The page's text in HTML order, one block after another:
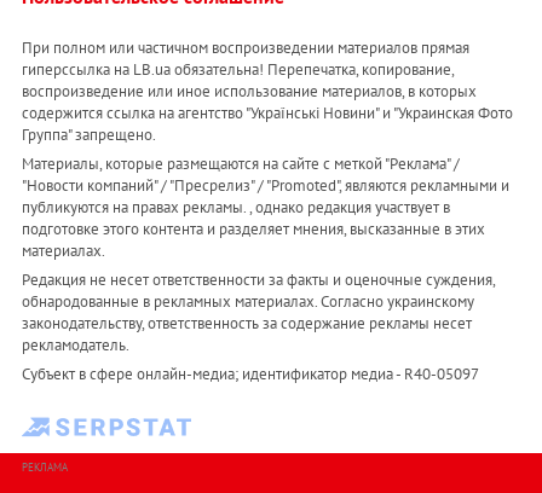
При полном или частичном воспроизведении материалов прямая
гиперссылка на LB.ua обязательна! Перепечатка, копирование,
воспроизведение или иное использование материалов, в которых
содержится ссылка на агентство "Українськi Новини" и "Украинская Фото
Группа" запрещено.
Материалы, которые размещаются на сайте с меткой "Реклама" /
"Новости компаний" / "Пресрелиз" / "Promoted", являются рекламными и
публикуются на правах рекламы. , однако редакция участвует в
подготовке этого контента и разделяет мнения, высказанные в этих
материалах.
Редакция не несет ответственности за факты и оценочные суждения,
обнародованные в рекламных материалах. Согласно украинскому
законодательству, ответственность за содержание рекламы несет
рекламодатель.
Субъект в сфере онлайн-медиа; идентификатор медиа - R40-05097
РЕКЛАМА